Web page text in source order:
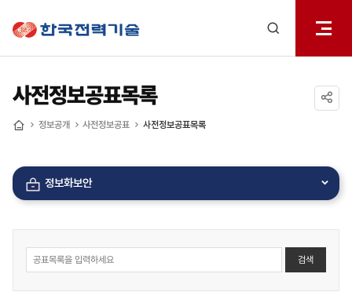
열기
사전정보공표목록
정보공개 사전정보공표 사전정보공표목록
정보화보안
사전정보공표
게시판
검색